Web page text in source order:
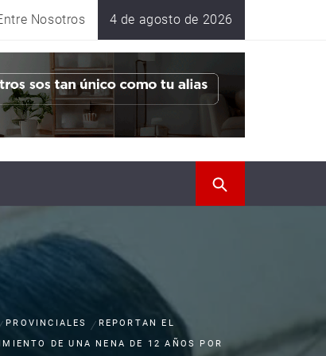
Nosotros 4 de agosto de 2026
PROVINCIALES
REPORTAN EL
DE UNA NENA DE 12 AÑOS POR